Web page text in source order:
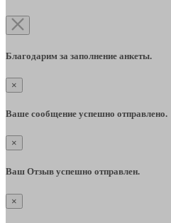
Благодарим за заполнение анкеты.
×
Ваше сообщение успешно отправлено.
×
Ваш Отзыв успешно отправлен.
×